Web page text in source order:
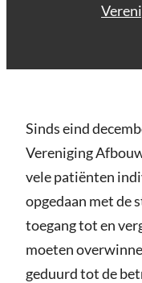
Sinds eind
Vereniging
vele patiënten
opgedaan met de
toegang tot en
moeten
geduurd tot de